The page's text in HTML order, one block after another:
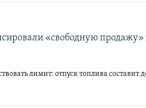
«свободную продажу»
лимит: отпуск топлива составит